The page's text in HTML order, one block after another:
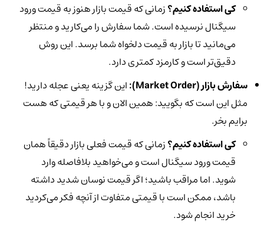
کی استفاده کنیم؟زمانی که قیمت بازار هنوز به قیمت ورود
سیگنال نرسیده است. شما سفارش را می‌کارید و منتظر
می‌مانید تا بازار به قیمت دلخواه شما برسد. این روش
دقیق‌تر است و کارمزد کمتری دارد.
سفارش بازار (Market Order):
این گزینه یعنی عجله دارید!
مثل این است که بگویید: همین الان و با هر قیمتی که هست
برایم بخر.
کی استفاده کنیم؟زمانی که قیمت فعلی بازار دقیقاً همان
قیمت ورود سیگنال است و می‌خواهید بلافاصله وارد
شوید. اما مراقب باشید؛ اگر قیمت نوسان شدید داشته
باشد، ممکن است با قیمتی متفاوت از آنچه فکر می‌کردید
خرید انجام شود.